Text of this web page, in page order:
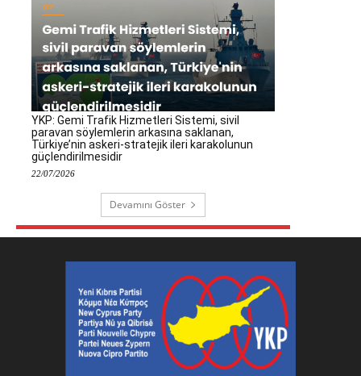
YKP: Gemi Trafik Hizmetleri Sistemi, sivil
paravan söylemlerin arkasına saklanan,
Türkiye’nin askeri-stratejik ileri karakolunun
güçlendirilmesidir
22/07/2026
Devamını Göster